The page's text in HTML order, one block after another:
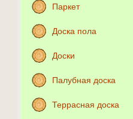
Паркет
Доска пола
Доски
Палубная доска
Террасная доска